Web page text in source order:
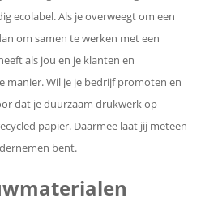
ecolabel. Als je overweegt om een
om samen te werken met een
als jou en je klanten en
manier. Wil je je bedrijf promoten en
dat je duurzaam drukwerk op
papier. Daarmee laat jij meteen
bent.